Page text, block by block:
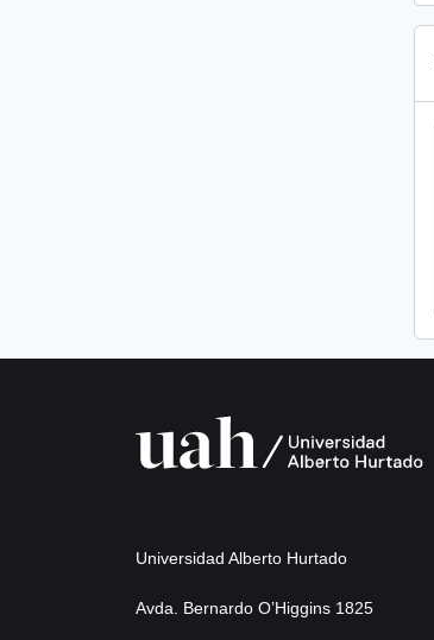
Universidad Alberto Hurtado
Avda. Bernardo O’Higgins 1825